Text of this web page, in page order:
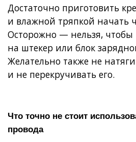
Достаточно приготовить
и влажной тряпкой начать
Осторожно — нельзя, чтобы
на штекер или блок
Желательно также не
и не перекручивать его.
Что точно не стоит
провода